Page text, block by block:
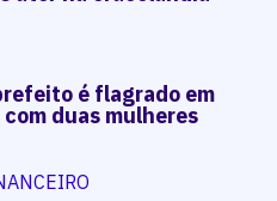
é flagrado em
duas mulheres